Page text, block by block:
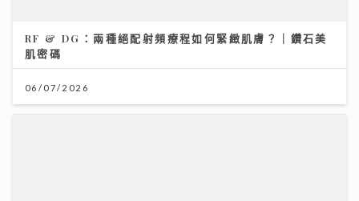
RF & DG：兩種絕配射頻療程如何緊緻肌膚？｜鑽石美
肌密碼
06/07/2026